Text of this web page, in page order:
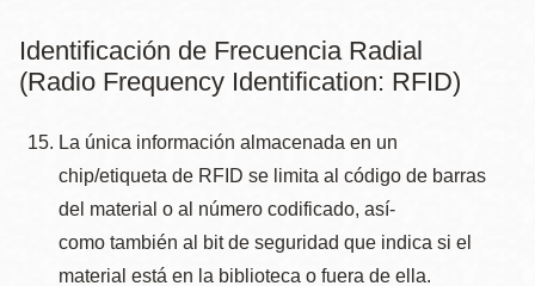
Identificación de Frecuencia Radial
(Radio Frequency Identification: RFID)
La única información almacenada en un
chip/etiqueta de RFID se limita al código de barras
del material o al número codificado, así­
como también al bit de seguridad que indica si el
material está en la biblioteca o fuera de ella.